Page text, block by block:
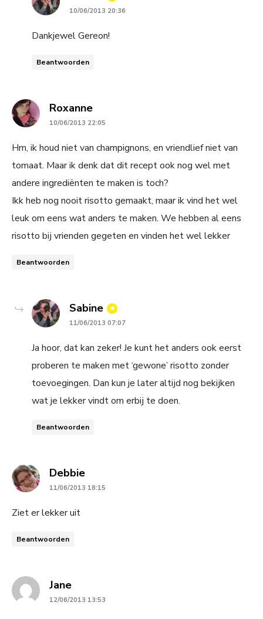
10/06/2013 20:36
Dankjewel Gereon!
Beantwoorden
Roxannesays:
10/06/2013 22:05
Hm, ik houd niet van champignons, en vriendlief niet van
tomaat. Maar ik denk dat dit recept ook nog wel met
andere ingrediënten te maken is toch?
Ikk heb nog nooit risotto gemaakt, maar ik vind het wel
leuk om eens wat anders te maken. We hebben al eens
risotto bij vrienden gegeten en vinden het wel lekker
Beantwoorden
Sabine says:
11/06/2013 07:07
Ja hoor, dat kan zeker! Je kunt het anders ook eerst
proberen te maken met ‘gewone’ risotto zonder
toevoegingen. Dan kun je later altijd nog bekijken
wat je lekker vindt om erbij te doen.
Beantwoorden
Debbiesays:
11/06/2013 18:15
Ziet er lekker uit
Beantwoorden
Janesays:
12/06/2013 13:53